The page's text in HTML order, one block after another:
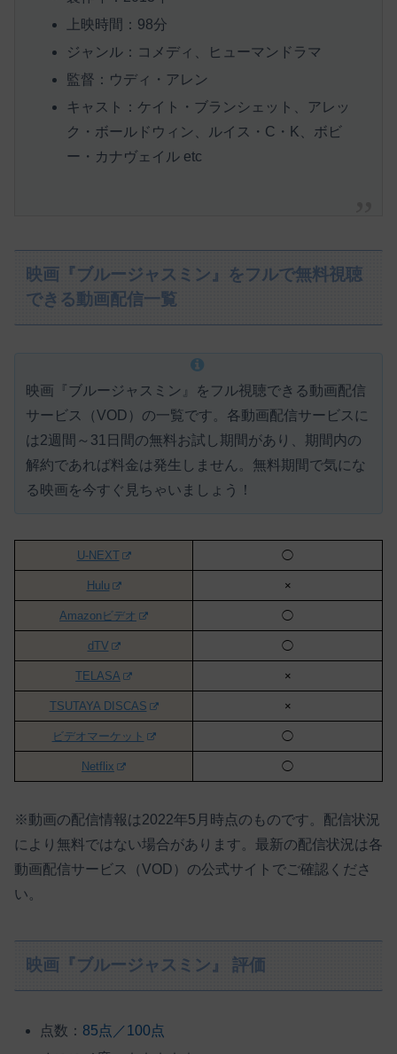
上映時間：98分
ジャンル：コメディ、ヒューマンドラマ
監督：ウディ・アレン
キャスト：ケイト・ブランシェット、アレッ
ク・ボールドウィン、ルイス・C・K、ボビ
ー・カナヴェイル etc
映画『ブルージャスミン』をフルで無料視聴
できる動画配信一覧
映画『ブルージャスミン』をフル視聴できる動画配信
サービス（VOD）の一覧です。各動画配信サービスに
は2週間～31日間の無料お試し期間があり、期間内の
解約であれば料金は発生しません。 無料期間で気にな
る映画を今すぐ見ちゃいましょう！
U-NEXT ◯
Hulu ×
Amazonビデオ ◯
dTV ◯
TELASA ×
TSUTAYA DISCAS ×
ビデオマーケット ◯
Netflix ◯
※動画の配信情報は2022年5月時点のものです。配信状況
により無料ではない場合があります。最新の配信状況は各
動画配信サービス（VOD）の公式サイトでご確認くださ
い。
映画『ブルージャスミン』 評価
点数： 85点／100点